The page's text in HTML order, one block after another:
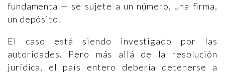
fundamental— se sujete a un número, una firma,
un depósito.
El caso está siendo investigado por las
autoridades. Pero más allá de la resolución
jurídica, el país entero debería detenerse a